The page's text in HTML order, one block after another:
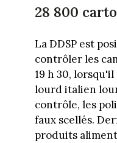
28 800
La DDSP est
contrôler les
19 h 30,
lourd italien
contrôle, les
faux scellés.
produits